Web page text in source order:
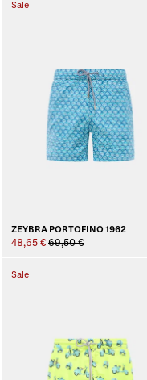
Sale
ZEYBRA PORTOFINO 1962
48,65 € 69,50 €
Sale